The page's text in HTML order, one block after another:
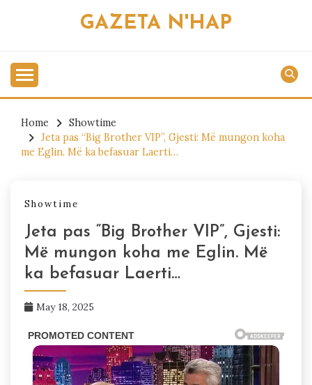
GAZETA N'HAP
Home
Showtime
Jeta pas “Big Brother VIP”, Gjesti: Më mungon koha
me Eglin. Më ka befasuar Laerti…
Showtime
Jeta pas “Big Brother VIP”, Gjesti:
Më mungon koha me Eglin. Më
ka befasuar Laerti…
May 18, 2025